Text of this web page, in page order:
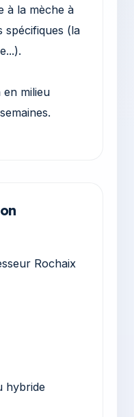
à la mèche à
spécifiques (la
milieu
Rochaix
hybride